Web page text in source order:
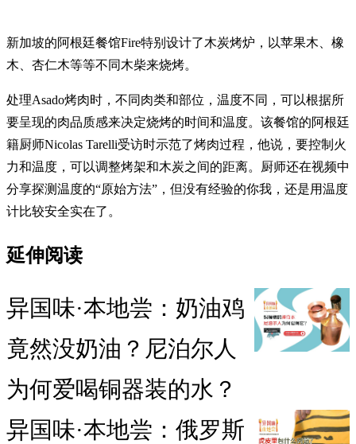
新加坡的阿根廷餐馆Fire特别设计了木炭烤炉，以苹果木、橡
木、杏仁木等等不同木柴来烧烤。
处理Asado烤肉时，不同肉类和部位，温度不同，可以根据所
要呈现的肉品质感来决定烧烤的时间和温度。该餐馆的阿根廷
籍厨师Nicolas Tarelli受访时示范了烤肉过程，他说，要控制火
力和温度，可以调整烤架和木炭之间的距离。厨师还在视频中
分享探测温度的“原始方法”，但没有经验的你我，还是用温度
计比较安全实在了。
延伸阅读
异国味·本地尝：奶油鸡
竟然没奶油？尼泊尔人
为何爱喝铜器装的水？
异国味·本地尝：俄罗斯